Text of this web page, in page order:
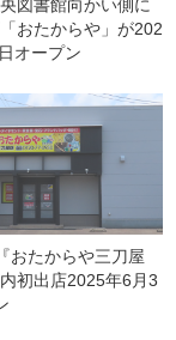
m
図書館向かい側に
おたからや」が202
オープン
おたからや三刀屋
初出店2025年6月3